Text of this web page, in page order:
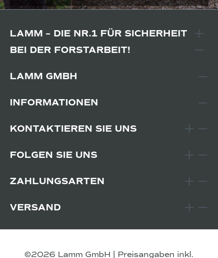
LAMM – DIE NR.1 FÜR SICHERHEIT
BEI DER FORSTARBEIT!
LAMM GMBH
INFORMATIONEN
KONTAKTIEREN SIE UNS
FOLGEN SIE UNS
ZAHLUNGSARTEN
VERSAND
©2026 Lamm GmbH | Preisangaben inkl.